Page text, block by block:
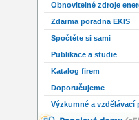
Obnovitelné zdroje
Zdarma poradna EKIS
Spočtěte si sami
Publikace a studie
Katalog firem
Doporučujeme
Výzkumné a vzdělávací